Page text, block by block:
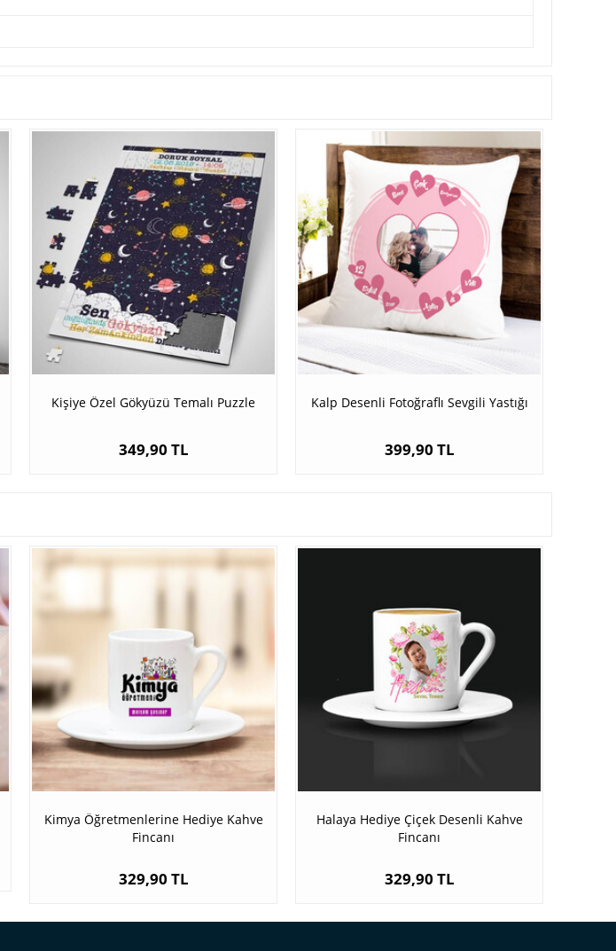
Kişiye Özel Gökyüzü Temalı Puzzle
349,90 TL
Kalp Desenli Fotoğraflı Sevgili Yastığı
399,90 TL
Kimya Öğretmenlerine Hediye Kahve
Fincanı
329,90 TL
Halaya Hediye Çiçek Desenli Kahve
Fincanı
329,90 TL